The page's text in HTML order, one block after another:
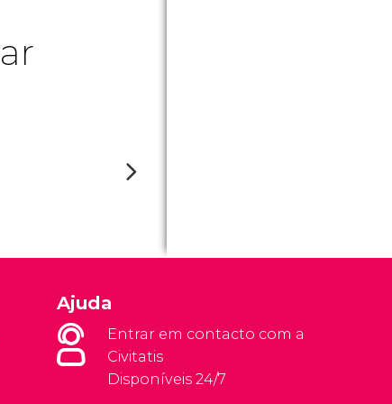
Ajuda
Entrar em contacto com a
Civitatis
Disponíveis 24/7